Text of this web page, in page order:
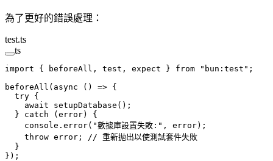
為了更好的錯誤處理：
test.ts
ts
import { beforeAll, test, expect } from "bun:test" ;
beforeAll ( async () => {
  try
{
    await
setupDatabase ();
  }
catch (error) {
    console.
error( "數據庫設置失敗:" , error);
    throw
error;
// 重新拋出以使測試套件失敗
  }
});